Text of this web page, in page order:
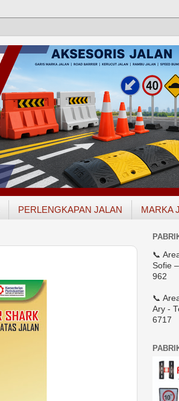
PERLENGKAPAN JALAN MARKA
📞
Sofie
962
📞
Ary -
6717